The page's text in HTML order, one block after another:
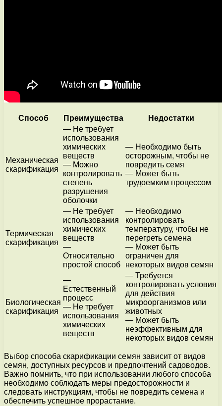
Способ Преимущества Недостатки
Механическая
скарификация
— Не требует
использования
химических
веществ
— Можно
контролировать
степень
разрушения
оболочки
— Необходимо быть
осторожным, чтобы не
повредить семя
— Может быть
трудоемким процессом
Термическая
скарификация
— Не требует
использования
химических
веществ
—
Относительно
простой способ
— Необходимо
контролировать
температуру, чтобы не
перегреть семена
— Может быть
ограничен для
некоторых видов семян
Биологическая
скарификация
—
Естественный
процесс
— Не требует
использования
химических
веществ
— Требуется
контролировать условия
для действия
микроорганизмов или
животных
— Может быть
неэффективным для
некоторых видов семян
Выбор способа скарификации семян зависит от видов
семян, доступных ресурсов и предпочтений садоводов.
Важно помнить, что при использовании любого способа
необходимо соблюдать меры предосторожности и
следовать инструкциям, чтобы не повредить семена и
обеспечить успешное прорастание.